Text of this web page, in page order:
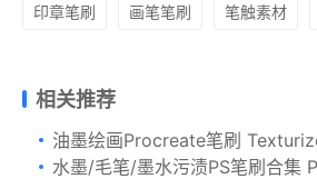
印章笔刷 画笔笔刷 笔触素材
相关推荐
油墨绘画Procreate笔刷 Texturizer
水墨/毛笔/墨水污渍PS笔刷合集